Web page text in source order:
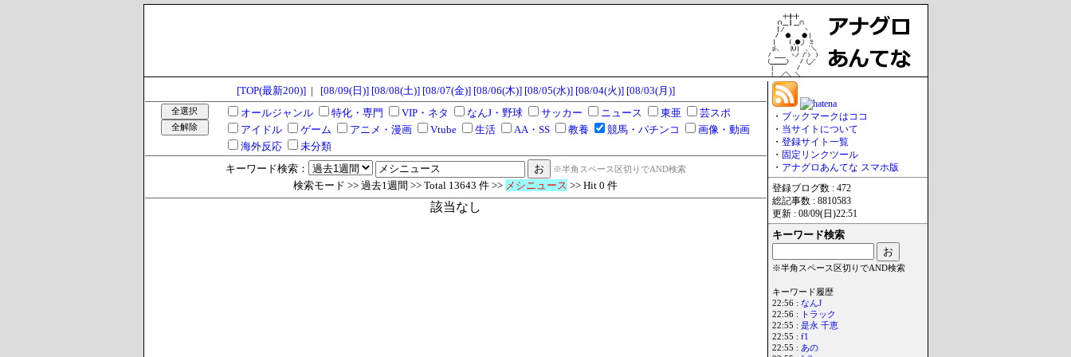
[TOP(最新200)]| [08/09(日)] [08/08(土)] [08/07(金)] [08/06(木)] [08/05(水)] [08/04(火)] [08/03(月)]
オールジャンル
特化・専門 VIP・ネタ なんJ・野球 サッカー ニュース 東亜
芸スポ
アイドル
ゲーム アニメ・漫画 Vtube 生活 AA・SS 教養 競馬・パチンコ
画像・動画
海外反応
未分類
キーワード検索：
※半角スペース区切りでAND検索
検索モード >> 過去1週間 >> Total 13643 件 >> メシニュース >> Hit 0 件
該当なし
・ ブックマークはココ
・ 当サイトについて
・ 登録サイト一覧
・ 固定リンクツール
・ アナグロあんてな スマホ版
登録ブログ数 : 472
総記事数 : 8810583
更新 : 08/09(日)22:51
キーワード検索
※半角スペース区切りでAND検索
キーワード履歴
22:56 : なんJ
22:56 :
トラック
22:55 : 是永 千恵
22:55 : f1
22:55 : あの